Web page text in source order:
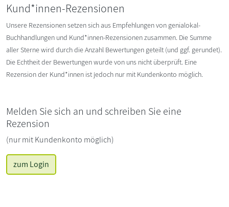
Kund*innen-Rezensionen
Unsere Rezensionen setzen sich aus Empfehlungen von genialokal-
Buchhandlungen und Kund*innen-Rezensionen zusammen. Die Summe
aller Sterne wird durch die Anzahl Bewertungen geteilt (und ggf. gerundet).
Die Echtheit der Bewertungen wurde von uns nicht überprüft. Eine
Rezension der Kund*innen ist jedoch nur mit Kundenkonto möglich.
Melden Sie sich an und schreiben Sie eine
Rezension
(nur mit Kundenkonto möglich)
zum Login